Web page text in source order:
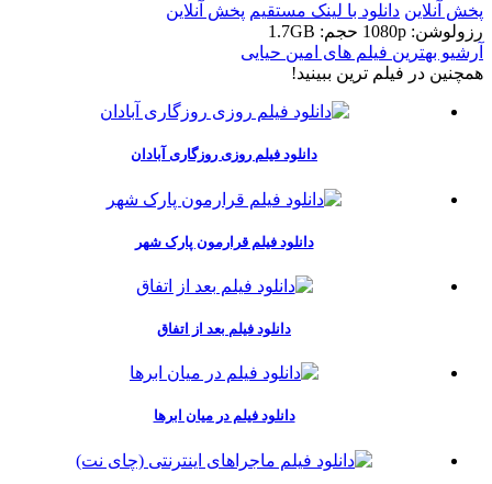
پخش آنلاین دانلود با لينک مستقيم پخش آنلاین
رزولوشن: 1080p
حجم: 1.7GB
آرشیو بهترین فیلم های امین حیایی
همچنين در فيلم ترين ببينيد!
دانلود فیلم روزی روزگاری آبادان
دانلود فیلم قرارمون پارک شهر
دانلود فیلم بعد از اتفاق
دانلود فیلم در میان ابرها